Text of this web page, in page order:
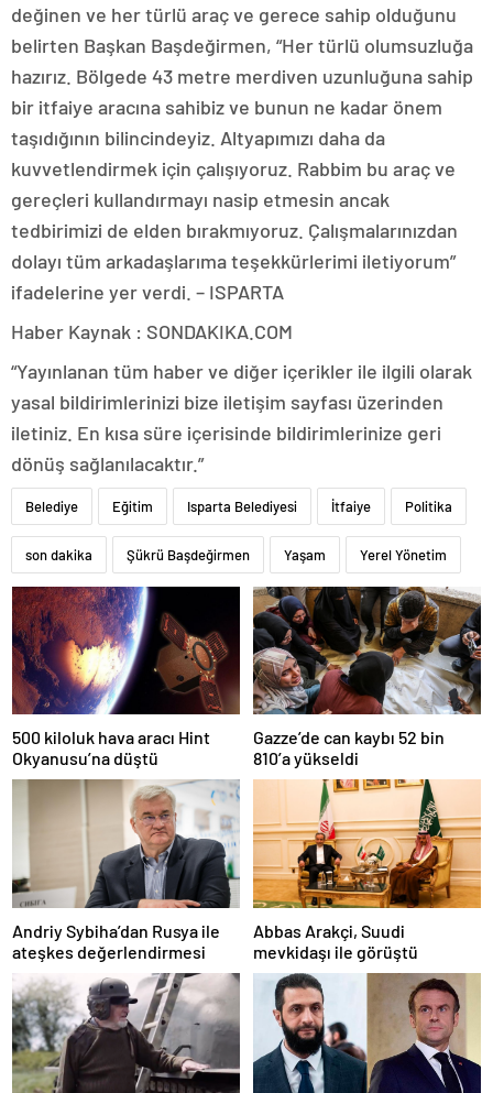
değinen ve her türlü araç ve gerece sahip olduğunu
belirten Başkan Başdeğirmen, “Her türlü olumsuzluğa
hazırız. Bölgede 43 metre merdiven uzunluğuna sahip
bir itfaiye aracına sahibiz ve bunun ne kadar önem
taşıdığının bilincindeyiz. Altyapımızı daha da
kuvvetlendirmek için çalışıyoruz. Rabbim bu araç ve
gereçleri kullandırmayı nasip etmesin ancak
tedbirimizi de elden bırakmıyoruz. Çalışmalarınızdan
dolayı tüm arkadaşlarıma teşekkürlerimi iletiyorum”
ifadelerine yer verdi. – ISPARTA
Haber Kaynak : SONDAKIKA.COM
“Yayınlanan tüm haber ve diğer içerikler ile ilgili olarak
yasal bildirimlerinizi bize iletişim sayfası üzerinden
iletiniz. En kısa süre içerisinde bildirimlerinize geri
dönüş sağlanılacaktır.”
Belediye Eğitim Isparta Belediyesi İtfaiye Politika
son dakika Şükrü Başdeğirmen Yaşam Yerel Yönetim
500 kiloluk hava aracı Hint
Okyanusu’na düştü
Gazze’de can kaybı 52 bin
810’a yükseldi
Andriy Sybiha’dan Rusya ile
ateşkes değerlendirmesi
Abbas Arakçi, Suudi
mevkidaşı ile görüştü